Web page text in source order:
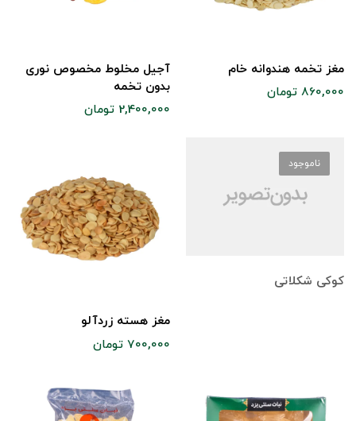
مغز تخمه هندوانه خام
860,000 تومان
آجیل مخلوط مخصوص نوری
بدون تخمه
2,400,000 تومان
کوکی شکلاتی
ناموجود
مغز هسته زردآلو
700,000 تومان